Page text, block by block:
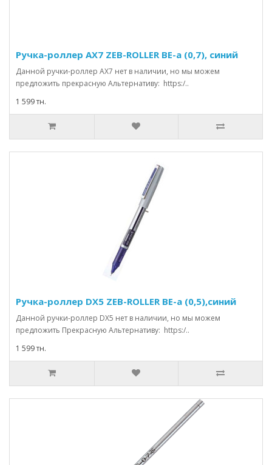
Ручка-роллер AX7 ZEB-ROLLER BE-a (0,7), синий
Данной ручки-роллер АХ7 нет в наличии, но мы можем
предложить прекрасную Альтернативу: https:/..
1 599 тн.
Ручка-роллер DX5 ZEB-ROLLER BE-a (0,5),синий
Данной ручки-роллер DХ5 нет в наличии, но мы можем
предложить Прекрасную Альтернативу: https:/..
1 599 тн.